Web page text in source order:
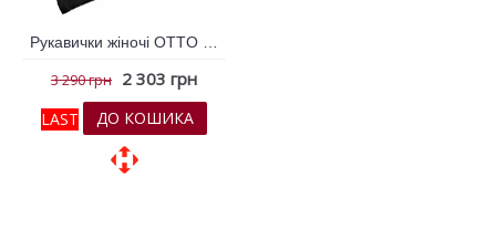
3 290 грн 2 303 грн
LAST ДО КОШИКА